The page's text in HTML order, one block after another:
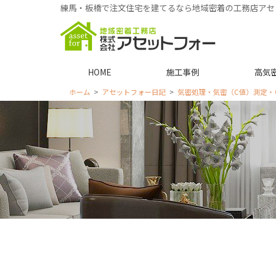
練馬・板橋で注文住宅を建てるなら地域密着の工務店ア
HOME 施工事例 高気
ホーム アセットフォー日記 気密処理・気密（C値）測定